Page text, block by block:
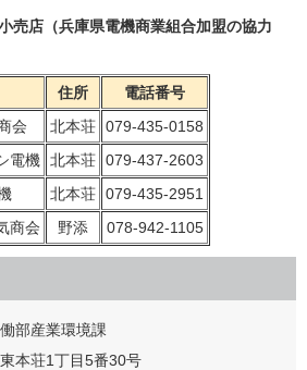
売店（兵庫県電機商業組合加盟の協力
住所
電話番号
会
北本荘 079-435-0158
電機
北本荘 079-437-2603
北本荘 079-435-2951
商会
野添 078-942-1105
部産業環境課
本荘1丁目5番30号